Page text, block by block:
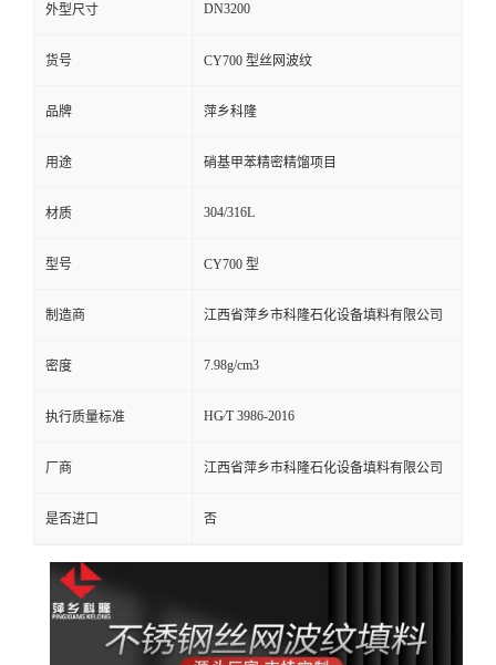
方
外型尺寸 DN3200
货号 CY700 型丝网波纹
品牌 萍乡科隆
用途 硝基甲苯精密精馏项目
材质 304/316L
型号 CY700 型
制造商 江西省萍乡市科隆石化设备填料有限公司
密度 7.98g/cm3
执行质量标准 HG∕T 3986-2016
厂商 江西省萍乡市科隆石化设备填料有限公司
是否进口 否